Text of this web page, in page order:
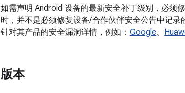
如需声明 Android 设备的最新安全补丁级别，必须
时，并不是必须修复设备/ 合作伙伴安全公告中记
针对其产品的安全漏洞详情，例如： Google、
版本